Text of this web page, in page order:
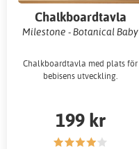
Chalkboardtavla
Milestone - Botanical Baby
Chalkboardtavla med plats för
bebisens utveckling.
199 kr